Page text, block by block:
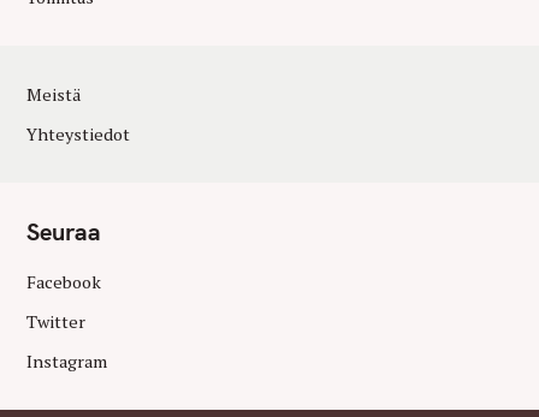
Meistä
Yhteystiedot
Seuraa
Facebook
Twitter
Instagram